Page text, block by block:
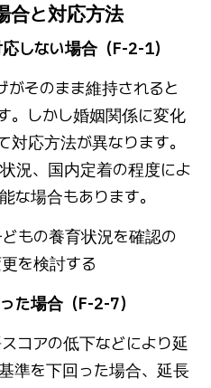
合と対応方法
しない場合（F-2-1）
そのまま維持されると
。しかし婚姻関係に変化
対応方法が異なります。
況、国内定着の程度によ
な場合もあります。
もの養育状況を確認の
を検討する
た場合（F-2-7）
コアの低下などにより延
準を下回った場合、延長